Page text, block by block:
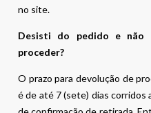
no site.
Desisti do pedido e não
proceder?
O prazo para devolução de
é de até 7 (sete) dias corridos